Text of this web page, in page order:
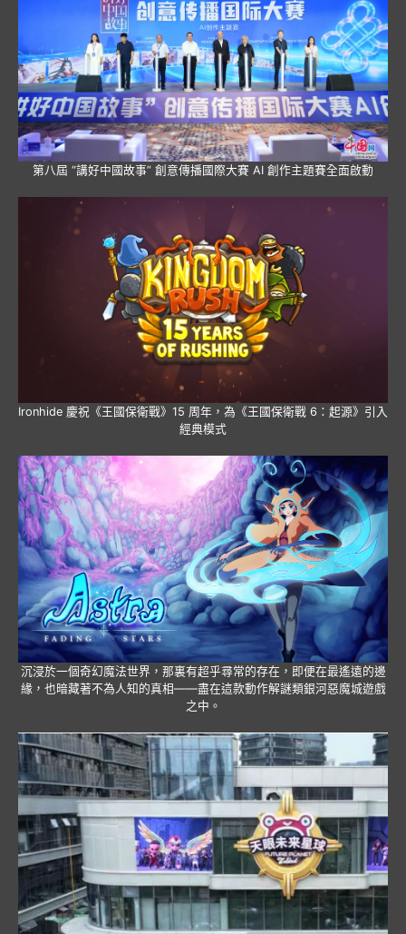
第八屆 “講好中國故事” 創意傳播國際大賽 AI 創作主題賽全面啟動
Ironhide 慶祝《王國保衛戰》15 周年，為《王國保衛戰 6：起源》引入
經典模式
沉浸於一個奇幻魔法世界，那裏有超乎尋常的存在，即便在最遙遠的邊
緣，也暗藏著不為人知的真相——盡在這款動作解謎類銀河惡魔城遊戲
之中。